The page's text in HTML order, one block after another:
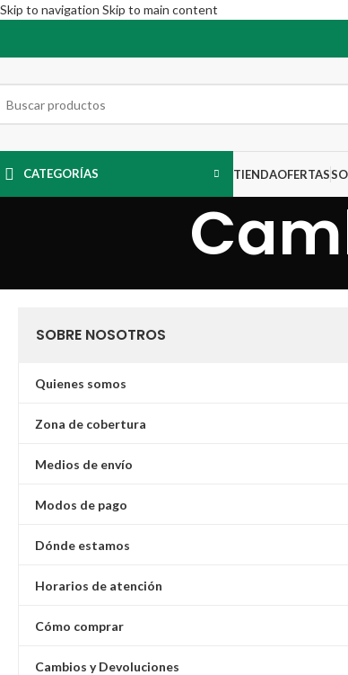
Skip to navigation Skip to main content
CATEGORÍAS TIENDAOFERTAS
SOBRE NOSOTROS
Quienes somos
Zona de cobertura
Medios de envío
Modos de pago
Dónde estamos
Horarios de atención
Cómo comprar
Cambios y Devoluciones